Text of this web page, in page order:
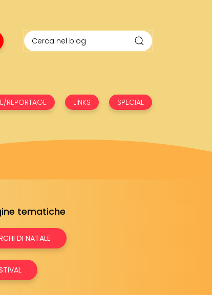
REPORTAGE LINKS SPECIAL
tematiche
DI NATALE